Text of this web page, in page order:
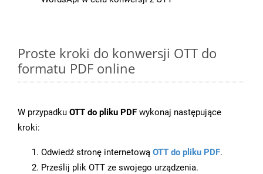
Proste kroki do konwersji OTT do
formatu PDF online
W przypadku OTT do pliku PDF wykonaj następujące
kroki:
Odwiedź stronę internetową OTT do pliku PDF.
Prześlij plik OTT ze swojego urządzenia.